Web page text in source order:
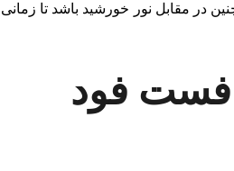
در مقابل نور خورشید باشد تا
فست فود